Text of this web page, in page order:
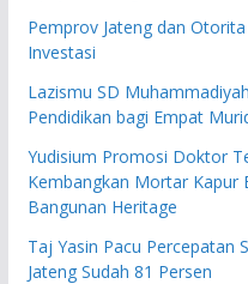
Pemprov Jateng dan
Investasi
Lazismu SD
Pendidikan bagi Empat
Yudisium Promosi Doktor
Kembangkan Mortar Kapur
Bangunan Heritage
Taj Yasin Pacu Percepatan
Jateng Sudah 81 Persen